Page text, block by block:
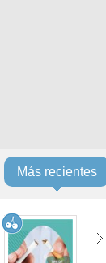
Más recientes